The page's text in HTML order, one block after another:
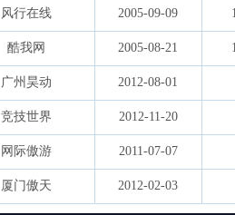
风行在线 2005-09-09
酷我网 2005-08-21
广州昊动 2012-08-01
竞技世界 2012-11-20
网际傲游 2011-07-07
厦门傲天 2012-02-03